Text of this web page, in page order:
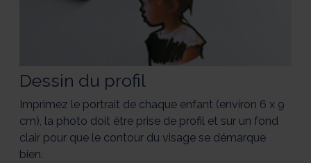
Dessin du profil
Imprimez le portrait de chaque enfant (environ 6 x 9
cm), la photo doit être prise de profil et sur un fond
clair pour que le contour du visage se démarque
bien.